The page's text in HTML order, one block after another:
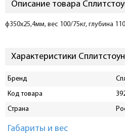
Описание товара
ф350х25,4мм, вес 100/75кг, глубина
Характеристики Сплитстоун
Бренд
Код товара
Страна
Габариты и вес